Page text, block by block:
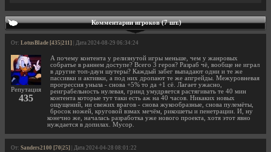
Комментарии игроков (7 шт.)
От: LotusBlade [435|211] | Дата 2024-08-29 06:34:24
Репутация
435
А почему контента у релизнутой игры меньше, чем у жанровых
собратье в раннем доступе? Всего 3 героя? Разраб чё, вообще не играл
в другие топ-даун шутеры? Каждый забег выпадают одни и те же
пассивки и активки, а под них дропают те же апгрейды. Межуровневая
прогрессия уныла - снова +5% то да +1 сё. Лагает ужасно,
реиграбельность нулевая, гринд умудряется растягивать те 40 мин
контента которые тут таки есть аж на 40 часов. Никаких новых
ощущений, ни свежих врагов - снова жукообразные, снова пулемёты,
бросок ножей, круговой взмах мечём, рикошеты и пенетрации. И, ну
конечно же, началась разработка уже нового проекта, хотя этот явно
нуждается в допилах. Мусор.
От: Sanders2100 [70|25] | Дата 2024-04-28 08:01:22